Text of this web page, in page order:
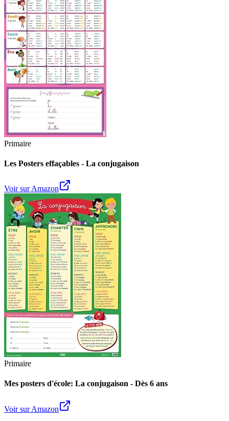
Primaire
Les Posters effaçables - La conjugaison
Voir sur Amazon
Primaire
Mes posters d'école: La conjugaison - Dès 6 ans
Voir sur Amazon